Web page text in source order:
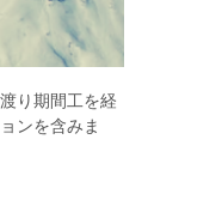
り期間工を経
ンを含みま